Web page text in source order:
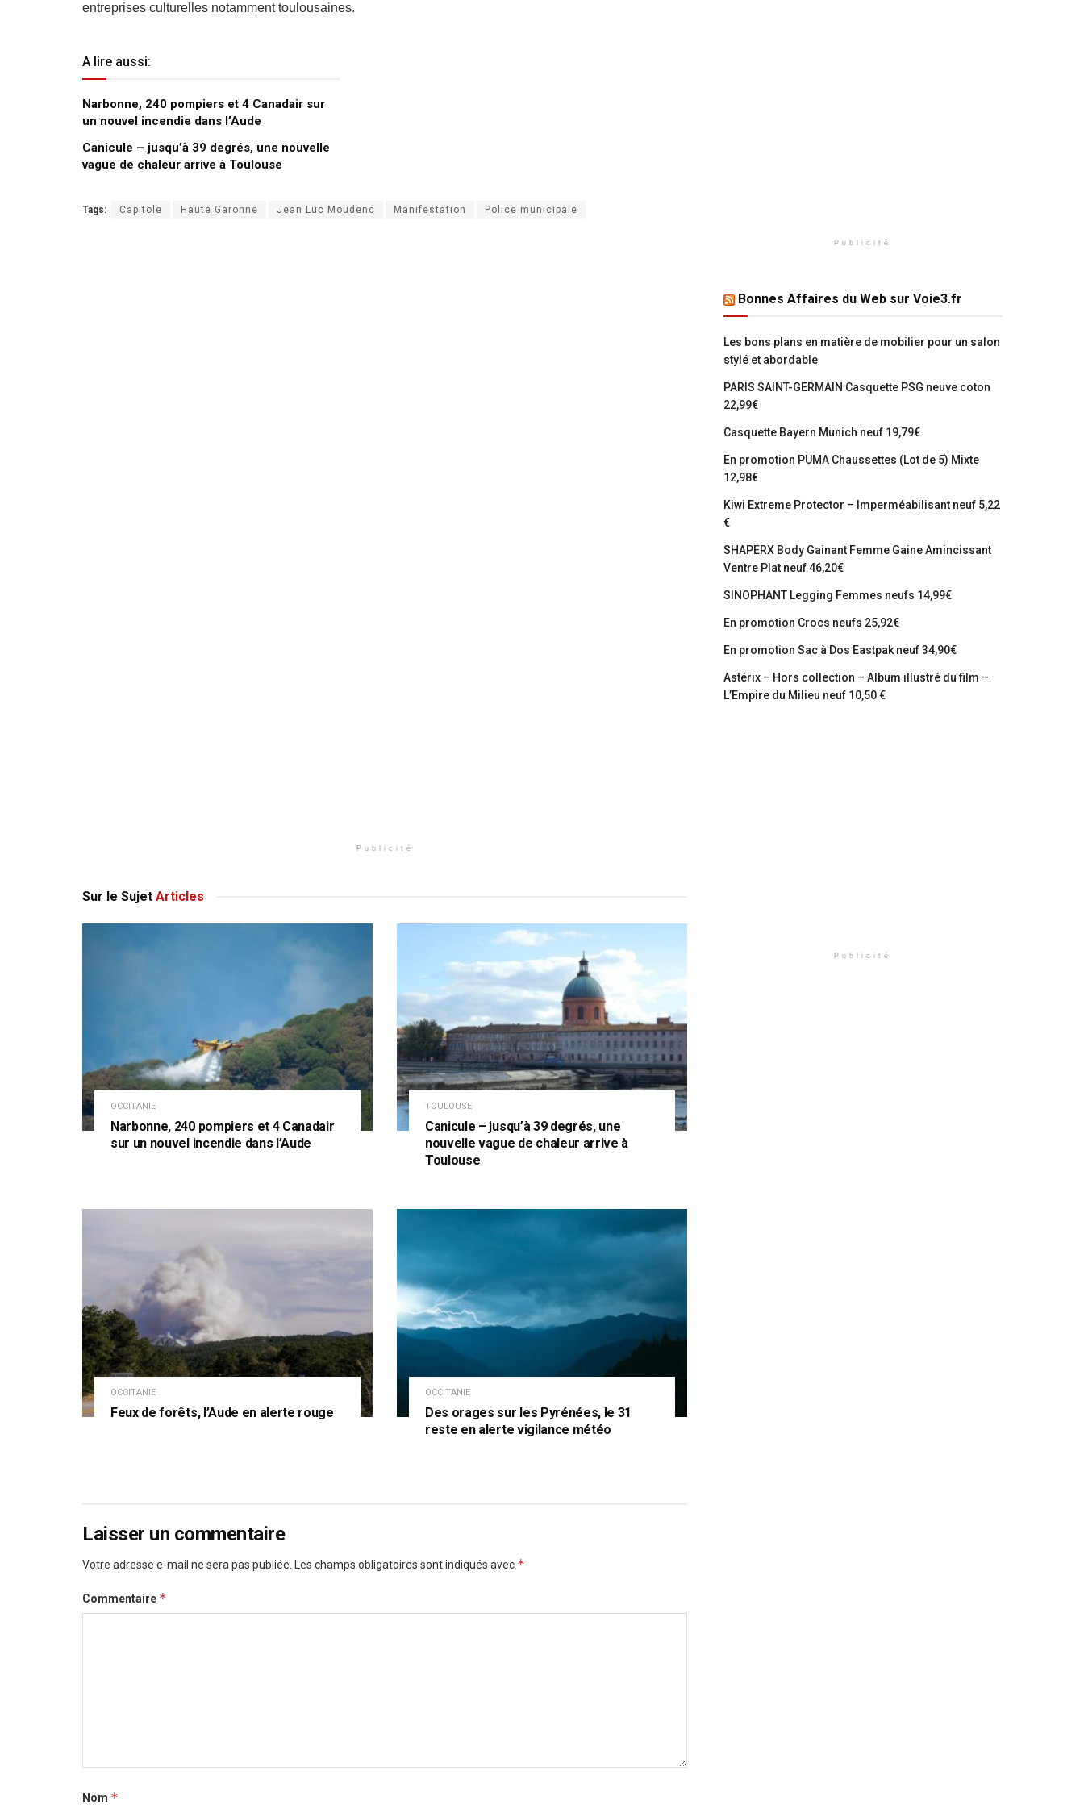
entreprises culturelles notamment toulousaines.
A lire aussi:
Narbonne, 240 pompiers et 4 Canadair sur
un nouvel incendie dans l’Aude
Canicule – jusqu’à 39 degrés, une nouvelle
vague de chaleur arrive à Toulouse
Tags: Capitole Haute Garonne Jean Luc Moudenc Manifestation Police municipale
Publicité
Sur le Sujet Articles
OCCITANIE
Narbonne, 240 pompiers et 4 Canadair
sur un nouvel incendie dans l’Aude
TOULOUSE
Canicule – jusqu’à 39 degrés, une
nouvelle vague de chaleur arrive à
Toulouse
OCCITANIE
Feux de forêts, l’Aude en alerte rouge
OCCITANIE
Des orages sur les Pyrénées, le 31
reste en alerte vigilance météo
Laisser un commentaire
Votre adresse e-mail ne sera pas publiée. Les champs obligatoires sont indiqués avec *
Commentaire *
Nom *
Publicité
Bonnes Affaires du Web sur Voie3.fr
Les bons plans en matière de mobilier pour un salon
stylé et abordable
PARIS SAINT-GERMAIN Casquette PSG neuve coton
22,99€
Casquette Bayern Munich neuf 19,79€
En promotion PUMA Chaussettes (Lot de 5) Mixte
12,98€
Kiwi Extreme Protector – Imperméabilisant neuf 5,22
€
SHAPERX Body Gainant Femme Gaine Amincissant
Ventre Plat neuf 46,20€
SINOPHANT Legging Femmes neufs 14,99€
En promotion Crocs neufs 25,92€
En promotion Sac à Dos Eastpak neuf 34,90€
Astérix – Hors collection – Album illustré du film –
L’Empire du Milieu neuf 10,50 €
Publicité